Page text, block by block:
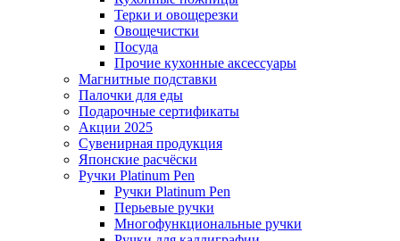
Терки и овощерезки
Овощечистки
Посуда
Прочие кухонные аксессуары
Магнитные подставки
Палочки для еды
Подарочные сертификаты
Акции 2025
Сувенирная продукция
Японские расчёски
Ручки Platinum Pen
Ручки Platinum Pen
Перьевые ручки
Многофункциональные ручки